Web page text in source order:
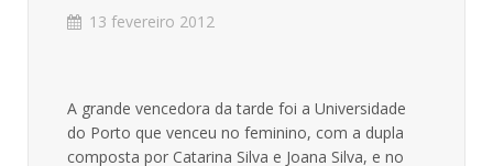
13 fevereiro 2012
A grande vencedora da tarde foi a Universidade
do Porto que venceu no feminino, com a dupla
composta por Catarina Silva e Joana Silva, e no